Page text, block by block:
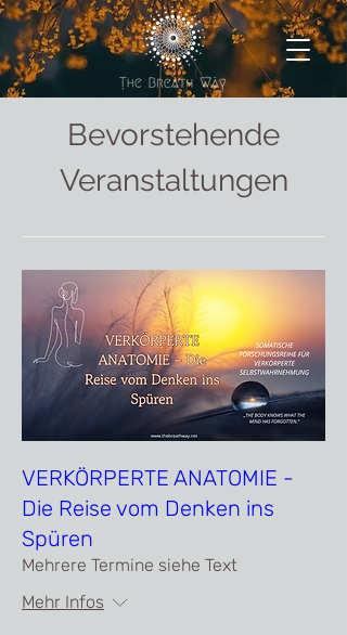
Bevorstehende
Veranstaltungen
VERKÖRPERTE ANATOMIE -
Die Reise vom Denken ins
Spüren
Mehrere Termine siehe Text
Mehr Infos